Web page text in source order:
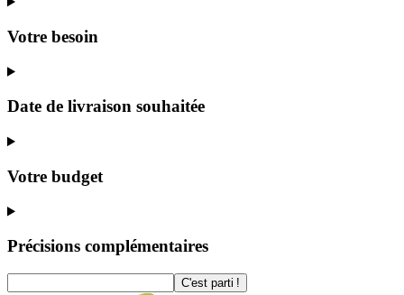
Votre besoin
Date de livraison souhaitée
Votre budget
Précisions complémentaires
C'est parti !